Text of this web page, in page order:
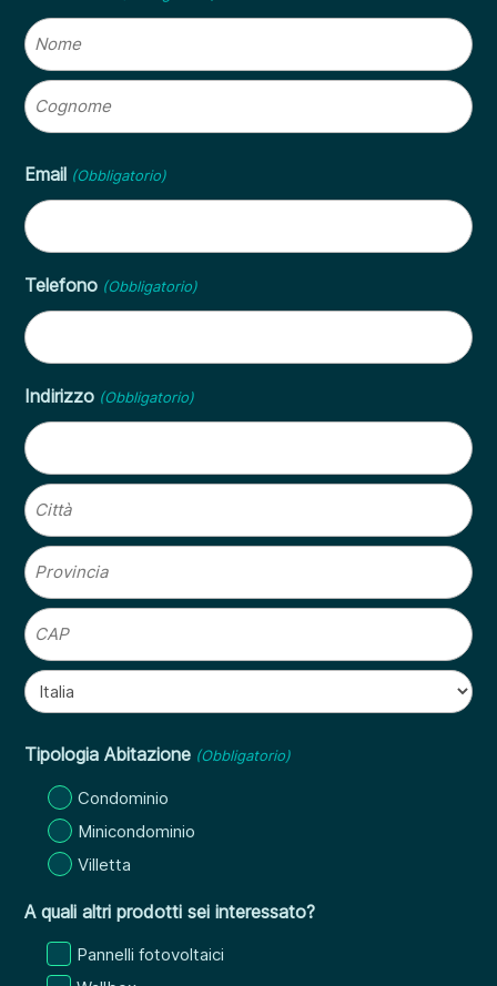
Nome
Email (Obbligatorio)
Telefono (Obbligatorio)
Indirizzo (Obbligatorio)
Via
Citta
Provincia
CAP
Tipologia Abitazione (Obbligatorio)
Condominio
Minicondominio
Villetta
A quali altri prodotti sei interessato?
Pannelli fotovoltaici